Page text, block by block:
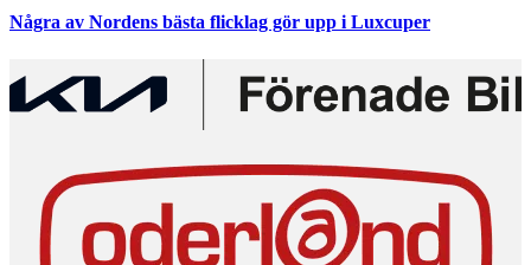
Några av Nordens bästa flicklag gör upp i Luxcuper